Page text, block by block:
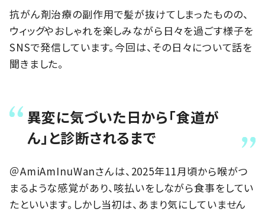
抗がん剤治療の副作用で髪が抜けてしまったものの、
ウィッグやおしゃれを楽しみながら日々を過ごす様子を
SNSで発信しています。今回は、その日々について話を
聞きました。
異変に気づいた日から「食道が
ん」と診断されるまで
＠AmiAmInuWanさんは、2025年11月頃から喉がつ
まるような感覚があり、咳払いをしながら食事をしてい
たといいます。しかし当初は、あまり気にしていません